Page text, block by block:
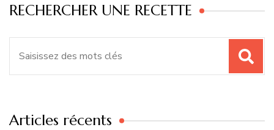
RECHERCHER UNE RECETTE
Articles récents